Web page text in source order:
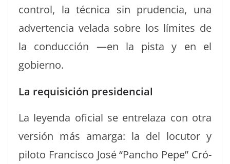
con­trol, la téc­ni­ca sin pru­den­cia, una
adver­ten­cia vela­da sobre los límites de
la con­duc­ción —en la pista y en el
gobierno.
La requisición presidencial
La leyen­da ofi­cial se entre­laza con otra
ver­sión más amar­ga: la del locu­tor y
pilo­to Fran­cis­co José “Pan­cho Pepe” Cró­